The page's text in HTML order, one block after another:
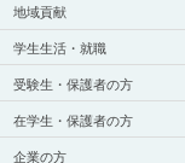
地域貢献
学生生活・就職
受験生・保護者の方
在学生・保護者の方
企業の方